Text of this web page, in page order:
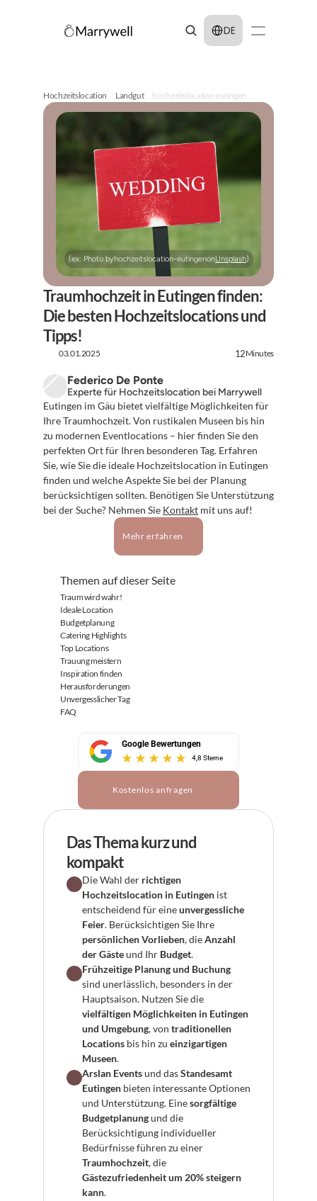
Select Language
DE
Hochzeitslocation Landgut hochzeitslocation eutingen
(ex: Photo byhochzeitslocation-eutingenonUnsplash)
Traumhochzeit in Eutingen finden:
Die besten Hochzeitslocations und
Tipps!
03.01.2025 12Minutes
Federico De Ponte
Experte für Hochzeitslocation bei Marrywell
Eutingen im Gäu bietet vielfältige Möglichkeiten für
Ihre Traumhochzeit. Von rustikalen Museen bis hin
zu modernen Eventlocations – hier finden Sie den
perfekten Ort für Ihren besonderen Tag. Erfahren
Sie, wie Sie die ideale Hochzeitslocation in Eutingen
finden und welche Aspekte Sie bei der Planung
berücksichtigen sollten. Benötigen Sie Unterstützung
bei der Suche? Nehmen Sie Kontakt mit uns auf!
Mehr erfahren
Themen auf dieser Seite
Traum wird wahr!
Ideale Location
Budgetplanung
Catering Highlights
Top Locations
Trauung meistern
Inspiration finden
Herausforderungen
Unvergesslicher Tag
FAQ
Google Bewertungen
4,8 Sterne
Kostenlos anfragen
Das Thema kurz und
kompakt
Die Wahl der richtigen
Hochzeitslocation in Eutingen ist
entscheidend für eine unvergessliche
Feier
persönlichen Vorlieben, die Anzahl
der Gäste und Ihr Budget.
Frühzeitige Planung und Buchung
sind unerlässlich, besonders in der
vielfältigen Möglichkeiten in Eutingen
und Umgebung, von traditionellen
Locations bis hin zu einzigartigen
Museen.
Arslan Events und das Standesamt
Eutingen bieten interessante Optionen
und Unterstützung. Eine sorgfältige
Budgetplanung und die
Berücksichtigung individueller
Traumhochzeit
Gästezufriedenheit um 20% steigern
kann.